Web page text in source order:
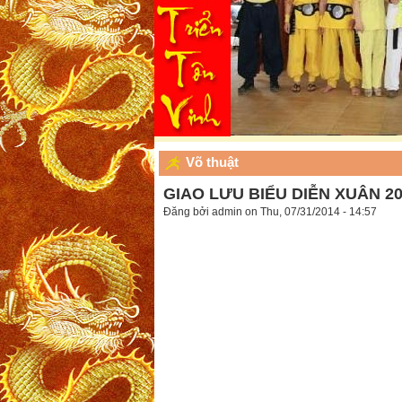
Võ thuật
GIAO LƯU BIỂU DIỄN XUÂN
Đăng bởi admin on Thu, 07/31/2014 - 14:57